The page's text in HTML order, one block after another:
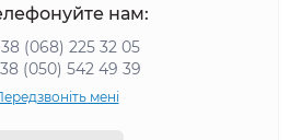
нам:
(068) 225 32 05
(050) 542 49 39
мені